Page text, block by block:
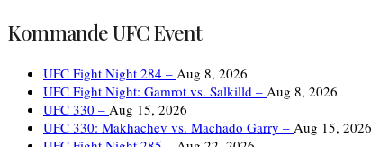
Kommande UFC Event
UFC Fight Night 284 – Aug 8, 2026
UFC Fight Night: Gamrot vs. Salkilld – Aug 8, 2026
UFC 330 – Aug 15, 2026
UFC 330: Makhachev vs. Machado Garry – Aug 15, 2026